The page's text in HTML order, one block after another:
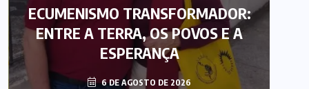
ECUMENISMO TRANSFORMADOR:
ENTRE A TERRA, OS POVOS E A
ESPERANÇA
6 DE AGOSTO DE 2026